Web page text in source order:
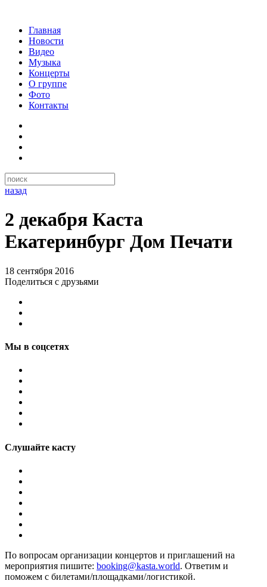
Главная
Новости
Видео
Музыка
Концерты
О группе
Фото
Контакты
назад
2 декабря Каста
Екатеринбург Дом Печати
18 сентября 2016
Поделиться с друзьями
Мы в соцсетях
Слушайте касту
По вопросам организации концертов и приглашений на
мероприятия пишите: booking@kasta.world. Ответим и
поможем с билетами/площадками/логистикой.